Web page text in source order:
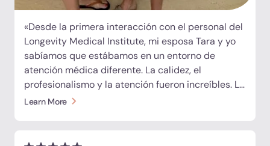
«Desde la primera interacción con el personal del
Longevity Medical Institute, mi esposa Tara y yo
sabíamos que estábamos en un entorno de
atención médica diferente. La calidez, el
profesionalismo y la atención fueron increíbles. Lo
que también diferenció verdaderamente al LMI
que sucede dentro de nuestro cuerpo. A partir de
Learn More